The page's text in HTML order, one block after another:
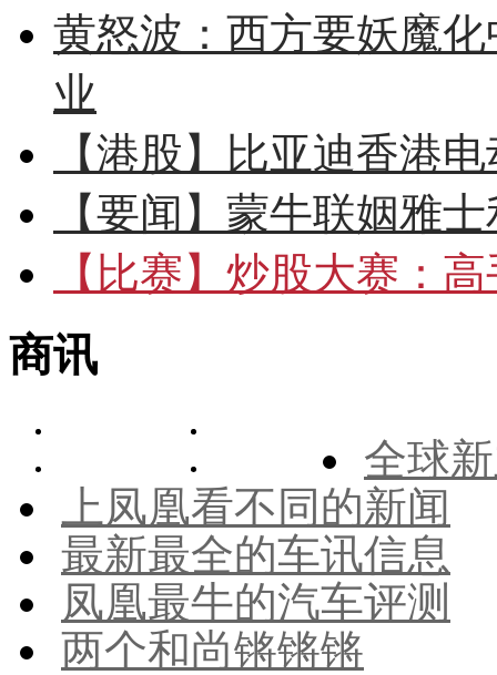
黄怒波：西方要妖魔
业
【港股】
比亚迪香港
【要闻】 蒙牛联姻雅
【比赛】 炒股大赛：高
商讯
全球
上凤凰看不同的新闻
最新最全的车讯信息
凤凰最牛的汽车评测
两个和尚锵锵锵